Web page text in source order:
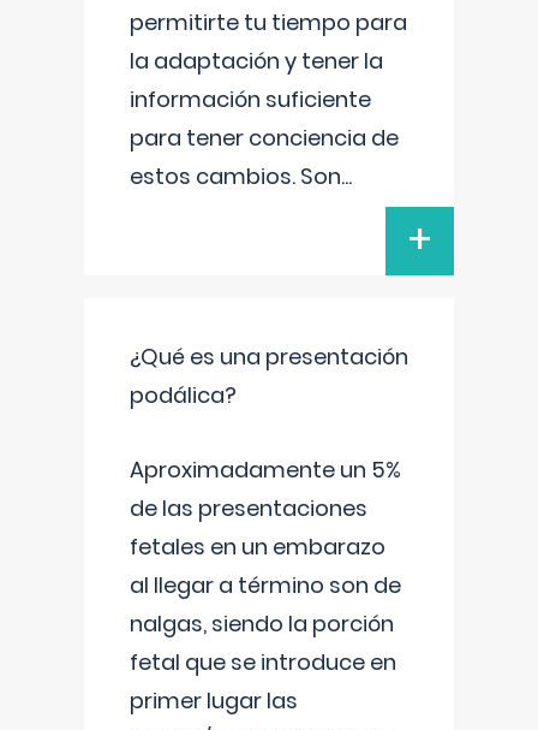
permitirte tu tiempo para
la adaptación y tener la
información suficiente
para tener conciencia de
estos cambios. Son...
+
¿Qué es una presentación
podálica?
Aproximadamente un 5%
de las presentaciones
fetales en un embarazo
al llegar a término son de
nalgas, siendo la porción
fetal que se introduce en
primer lugar las